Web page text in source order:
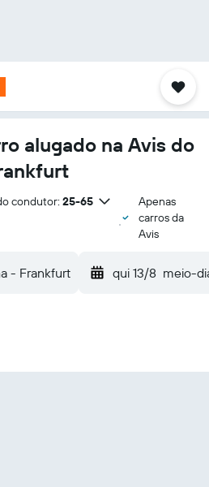
alugado na Avis do
condutor: 25-65
Apenas
carros da
Avis
- Frankfurt qui 13/8 meio-